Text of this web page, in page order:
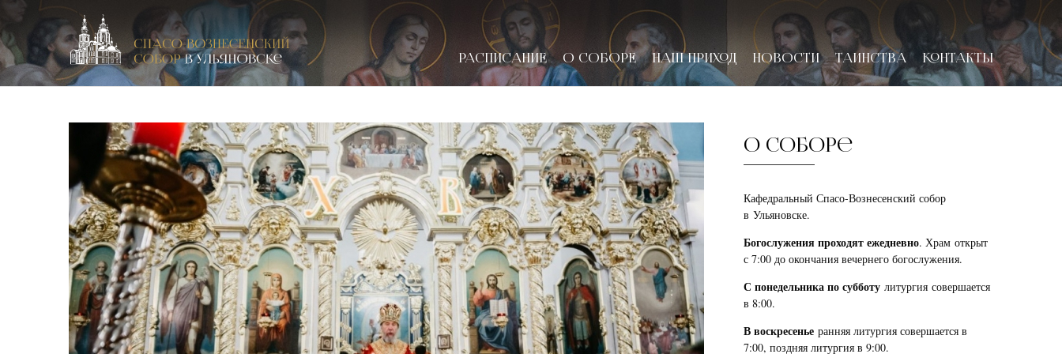
Спасо-Вознесенский кафедральный собор в Ульяновске
РАСПИСАНИЕ О СОБОРЕ НАШ ПРИХОД НОВОСТИ ТАИНСТВА КОНТАКТЫ
О соборе
Кафедральный Спасо-Вознесенский собор
в Ульяновске.
Богослужения проходят ежедневно. Храм открыт
с 7:00 до окончания вечернего богослужения.
С понедельника по субботулитургия совершается
в 8:00.
В воскресеньеранняя литургия совершается в
7:00, поздняя литургия в 9:00.